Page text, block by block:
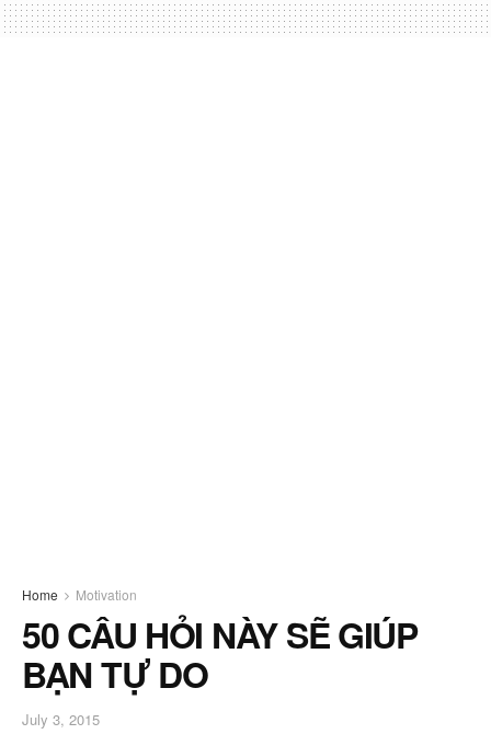
Home Motivation
50 CÂU HỎI NÀY SẼ GIÚP
BẠN TỰ DO
July 3, 2015